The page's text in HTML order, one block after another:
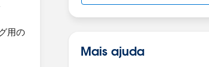
用の
Mais ajuda